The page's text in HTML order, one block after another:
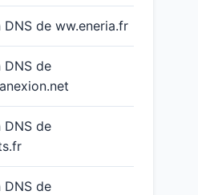
de ww.eneria.fr
de
de
de